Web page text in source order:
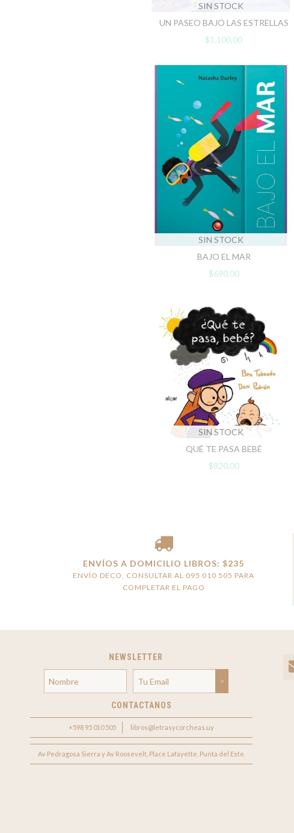
SIN STOCK
UN PASEO BAJO LAS ESTRELLAS
$1.100,00
SIN STOCK
BAJO EL MAR
$690,00
SIN STOCK
QUÉ TE PASA BEBÉ
$820,00
ENVÍOS A DOMICILIO LIBROS: $235
ENVÍO DECO, CONSULTAR AL 095 010 505 PARA
COMPLETAR EL PAGO
NEWSLETTER
CONTACTANOS
+598 95 010 505 libros@letrasycorcheas.uy
Av Pedragosa Sierra y Av Roosevelt, Place Lafayette. Punta del Este.